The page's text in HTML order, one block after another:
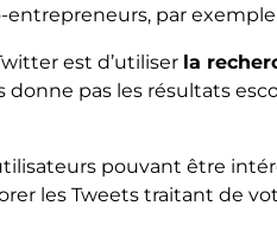
entrepreneurs, par
est d’utiliser la
donne pas les résultats
pouvant être
les Tweets traitant de